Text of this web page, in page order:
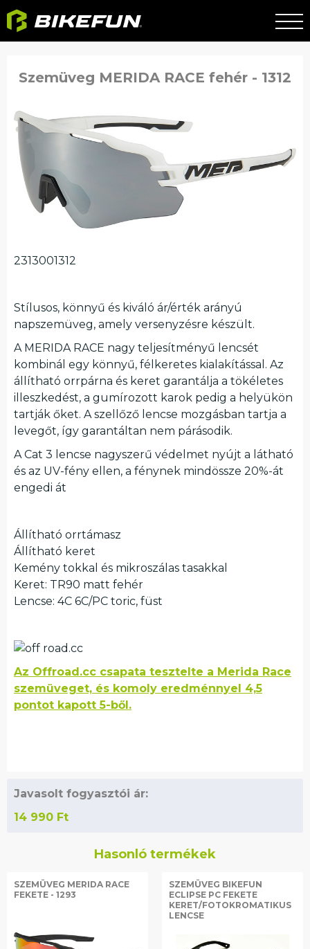
Szemüveg MERIDA RACE fehér - 1312
2313001312
Stílusos, könnyű és kiváló ár/érték arányú
napszemüveg, amely versenyzésre készült.
A MERIDA RACE nagy teljesítményű lencsét
kombinál egy könnyű, félkeretes kialakítással. Az
állítható orrpárna és keret garantálja a tökéletes
illeszkedést, a gumírozott karok pedig a helyükön
tartják őket. A szellőző lencse mozgásban tartja a
levegőt, így garantáltan nem párásodik.
A Cat 3 lencse nagyszerű védelmet nyújt a látható
és az UV-fény ellen, a fénynek mindössze 20%-át
engedi át
Állítható orrtámasz
Állítható keret
Kemény tokkal és mikroszálas tasakkal
Keret: TR90 matt fehér
Lencse: 4C 6C/PC toric, füst
Az Offroad.cc csapata tesztelte a Merida Race
szemüveget, és komoly eredménnyel 4,5
pontot kapott 5-ből.
Javasolt fogyasztói ár:
14 990 Ft
Hasonló termékek
SZEMÜVEG MERIDA RACE
FEKETE - 1293
SZEMÜVEG BIKEFUN
ECLIPSE PC FEKETE
KERET/FOTOKROMATIKUS
LENCSE